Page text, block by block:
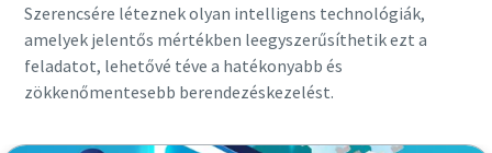
Szerencsére léteznek olyan intelligens technológiák,
amelyek jelentős mértékben leegyszerűsíthetik ezt a
feladatot, lehetővé téve a hatékonyabb és
zökkenőmentesebb berendezéskezelést.